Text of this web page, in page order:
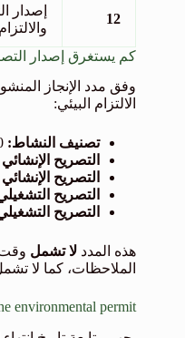
12
إصدار
كم يستغرق إصدار
وفق مدد الإنجاز
الالتزام البيئي:
تصنيف النشاط:
التصريح
التصريح الإنشائي
التصريح
التصريح
هذه المدد لا تشمل وقت
الملاحظات، كما لا
environmental permit